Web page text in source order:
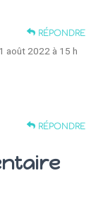
RÉPONDRE
1 août 2022 à 15 h
RÉPONDRE